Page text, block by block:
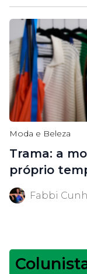
Moda e Beleza
Trama: a
próprio
Fabbi